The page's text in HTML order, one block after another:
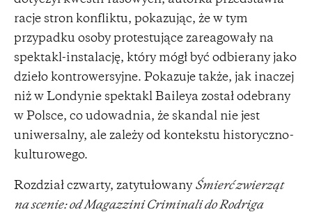
racje stron konfliktu, pokazując, że w tym
przypadku osoby protestujące zareagowały na
spektakl-instalację, który mógł być odbierany jako
dzieło kontrowersyjne. Pokazuje także, jak inaczej
niż w Londynie spektakl Baileya został odebrany
w Polsce, co udowadnia, że skandal nie jest
uniwersalny, ale zależy od kontekstu historyczno-
kulturowego.
Rozdział czwarty, zatytułowany Śmierć zwierząt
na scenie: od Magazzini Criminali do Rodriga